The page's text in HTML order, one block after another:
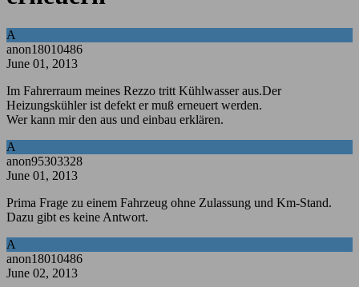
A
anon18010486
June 01, 2013
Im Fahrerraum meines Rezzo tritt Kühlwasser aus.Der
Heizungskühler ist defekt er muß erneuert werden.
Wer kann mir den aus und einbau erklären.
A
anon95303328
June 01, 2013
Prima Frage zu einem Fahrzeug ohne Zulassung und Km-Stand.
Dazu gibt es keine Antwort.
A
anon18010486
June 02, 2013